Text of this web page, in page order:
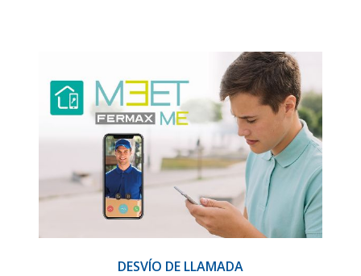
DESVÍO DE LLAMADA